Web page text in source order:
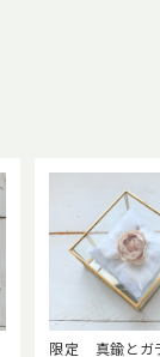
限定 真鍮とガ